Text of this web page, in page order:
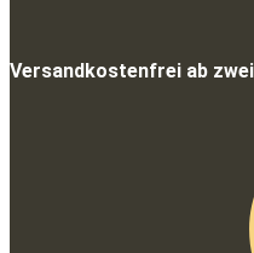
Versandkostenfrei ab